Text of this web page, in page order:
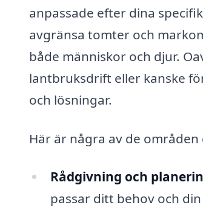
anpassade efter dina
avgränsa tomter och
både människor och djur.
lantbruksdrift eller kanske
och lösningar.
Här är några av de
Rådgivning och
passar ditt behov och